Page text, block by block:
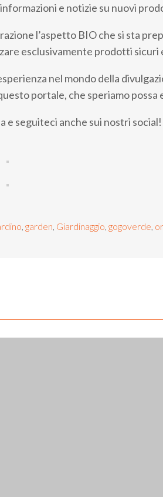
e notizie su nuovi
l’aspetto BIO che si sta
esclusivamente prodotti
nel mondo della
portale, che speriamo
seguiteci anche sui nostri social!
garden Giardinaggio gogoverde